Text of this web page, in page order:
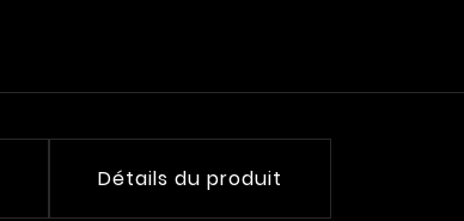
Détails du produit